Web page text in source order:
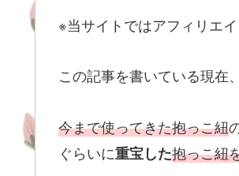
※当サイトではアフィリエ
この記事を書いている現在
今まで使ってきた抱っこ紐
ぐらいに重宝した抱っこ紐